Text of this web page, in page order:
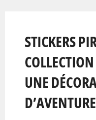
STICKERS
UNE
D’AVENTURE